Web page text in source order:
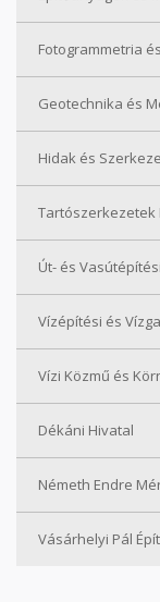
Fotogrammetria
Geotechnika és
Hidak és
Tartószerkezetek
Út- és
Vízépítési és
Vízi Közmű és
Dékáni Hivatal
Németh Endre
Vásárhelyi Pál